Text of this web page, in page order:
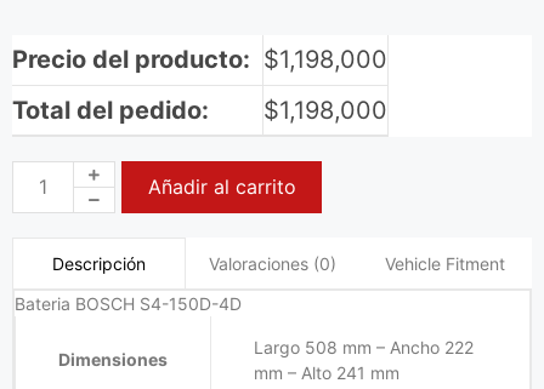
Precio del producto: $1,198,000
Total del pedido:
$1,198,000
Añadir al carrito
Descripción Valoraciones (0)
Vehicle Fitment
Bateria BOSCH S4-150D-4D
Dimensiones
Largo 508 mm – Ancho 222
mm – Alto 241 mm